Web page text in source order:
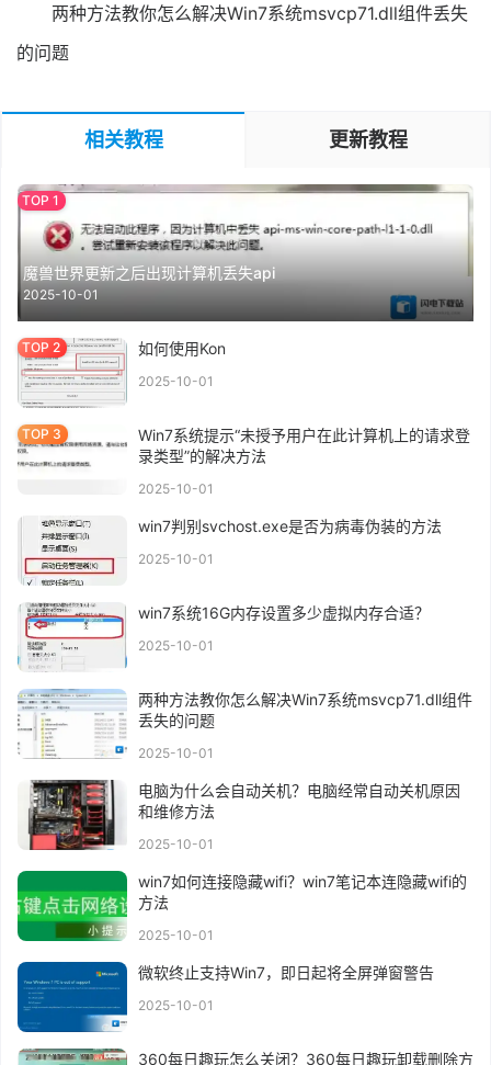
两种方法教你怎么解决Win7系统msvcp71.dll组件丢失
的问题
相关教程 更新教程
魔兽世界更新之后出现计算机丢失api
2025-10-01
如何使用Kon
2025-10-01
Win7系统提示“未授予用户在此计算机上的请求登
录类型”的解决方法
2025-10-01
win7判别svchost.exe是否为病毒伪装的方法
2025-10-01
win7系统16G内存设置多少虚拟内存合适？
2025-10-01
两种方法教你怎么解决Win7系统msvcp71.dll组件
丢失的问题
2025-10-01
电脑为什么会自动关机？电脑经常自动关机原因
和维修方法
2025-10-01
win7如何连接隐藏wifi？win7笔记本连隐藏wifi的
方法
2025-10-01
微软终止支持Win7，即日起将全屏弹窗警告
2025-10-01
360每日趣玩怎么关闭？360每日趣玩卸载删除方